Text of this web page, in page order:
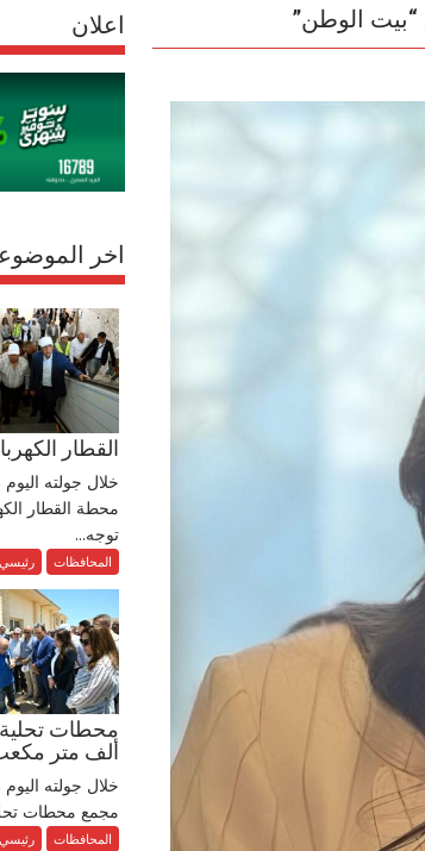
اعلان
اخر
القطار
خلال جولته
محطة القطار
توجه...
المحافظات رئيسي
ألف متر
خلال جولته
مجمع محطات
المحافظات رئيسي